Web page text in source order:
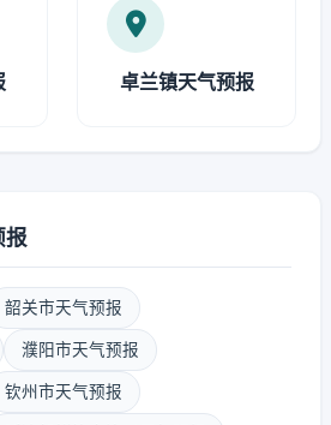
卓兰镇天气预报
报
韶关市天气预报
濮阳市天气预报
钦州市天气预报